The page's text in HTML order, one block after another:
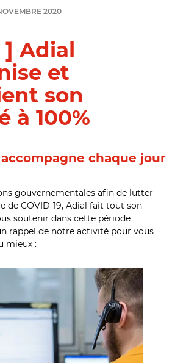
2020
] Adial
et
son
à 100%
chaque jour
gouvernementales afin de lutter
de COVID-19, Adial fait tout son
soutenir dans cette période
rappel de notre activité pour vous
mieux :